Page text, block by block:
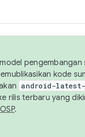
kode
android-
rilis terbaru yang
.